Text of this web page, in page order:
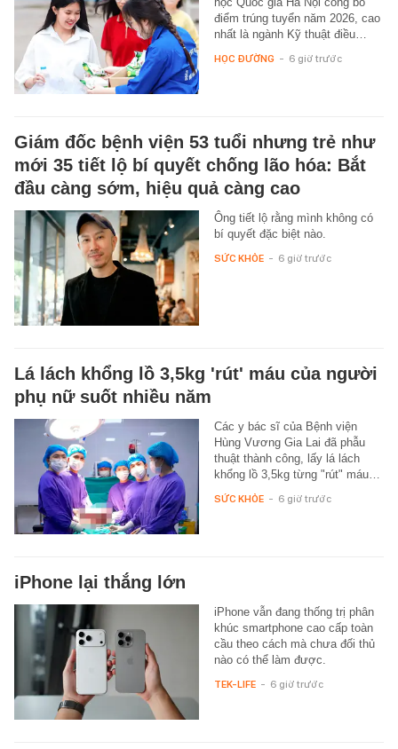
điểm trúng tuyển năm 2026, cao
nhất là ngành Kỹ thuật điều…
HỌC ĐƯỜNG - 6 giờ trước
Giám đốc bệnh viện 53 tuổi nhưng trẻ như
mới 35 tiết lộ bí quyết chống lão hóa: Bắt
đầu càng sớm, hiệu quả càng cao
Ông tiết lộ rằng mình không có
bí quyết đặc biệt nào.
SỨC KHỎE - 6 giờ trước
Lá lách khổng lồ 3,5kg 'rút' máu của người
phụ nữ suốt nhiều năm
Các y bác sĩ của Bệnh viện
Hùng Vương Gia Lai đã phẫu
thuật thành công, lấy lá lách
khổng lồ 3,5kg từng "rút" máu…
SỨC KHỎE - 6 giờ trước
iPhone lại thắng lớn
iPhone vẫn đang thống trị phân
khúc smartphone cao cấp toàn
cầu theo cách mà chưa đối thủ
nào có thể làm được.
TEK-LIFE - 6 giờ trước